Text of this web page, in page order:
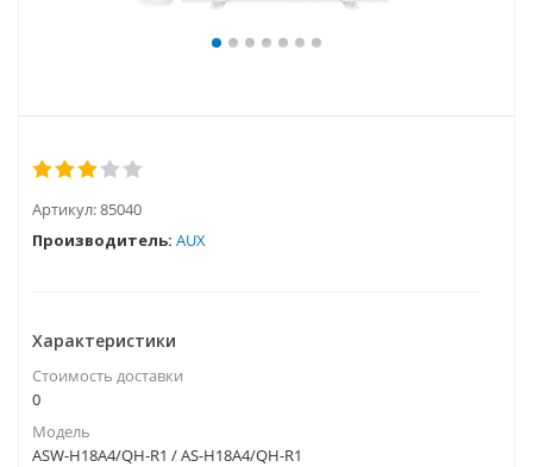
Артикул:85040
Производитель: AUX
Характеристики
Стоимость доставки
0
Модель
ASW-H18A4/QH-R1 / AS-H18A4/QH-R1